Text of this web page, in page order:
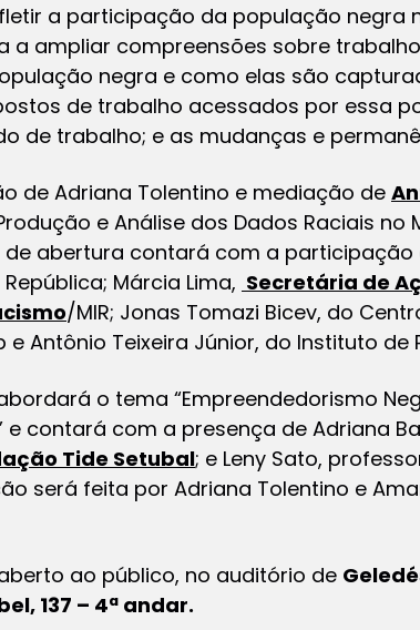
a participação da população
a ampliar compreensões sobre
negra e como elas são
de trabalho acessados por essa
de trabalho; e as mudanças e
de Adriana Tolentino e mediação de
e Análise dos Dados Raciais no
de abertura contará com a participação
Márcia Lima, Secretária de
/MIR; Jonas Tomazi Bicev, do
e Antônio Teixeira Júnior, do Instituto
o tema “Empreendedorismo
e contará com a presença de Adriana
Tide Setubal; e Leny Sato,
será feita por Adriana Tolentino e
ao público, no auditório de
137 – 4ª andar.